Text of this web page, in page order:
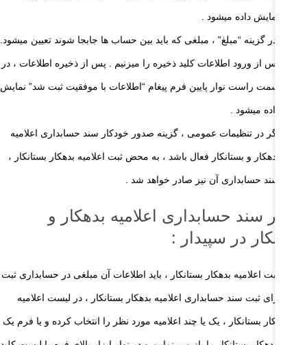
نمایش داده میشود .
در گزینه “مبلغ” ، مبلغی که باید بین حساب ها جابجا شوند تعیین میشود.
پس از ورود اطلاعات کلید ذخیره را میزنیم . پس از ذخیره اطلاعات ، در
سمت راست نوار پایین فرم پیغام “اطلاعات با موفقیت ثبت شد” نمایش
داده میشود .
اگر در تنظیمات عمومی ، گزینه صدور خودکار سند حسابداری اعلامیه
بدهکار و بستانکار فعال باشد ، به محض ثبت اعلامیه بدهکار بستانکار ،
سند حسابداری آن نیز صادر خواهد شد .
سند حسابداری اعلامیه بدهکار و
در سپیدار :
از ثبت اعلامیه بدهکار بستانکار ، باید اطلاعات آن مبلغی در حسابداری ثبت
. برای ثبت سند حسابداری اعلامیه بدهکار بستانکار ، در لیست اعلامیه
بدهکار بستانکار ، یک یا چند اعلامیه مورد نظر را انتخاب کرده و یا فرم یک